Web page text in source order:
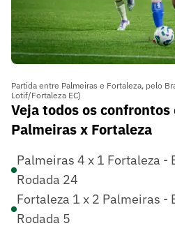
Partida entre Palmeiras e Fortaleza, pelo
Lotif/Fortaleza EC)
Veja todos os
Palmeiras x Fortaleza
Palmeiras 4 x 1 Fortaleza
Rodada 24
Fortaleza 1 x 2 Palmeiras
Rodada 5